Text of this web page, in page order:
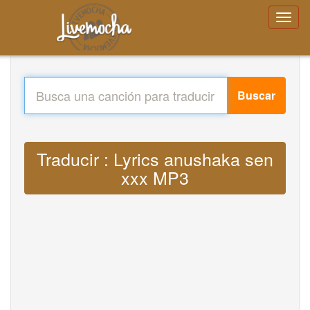
Buscar
Traducir : Lyrics anushaka sen
xxx MP3